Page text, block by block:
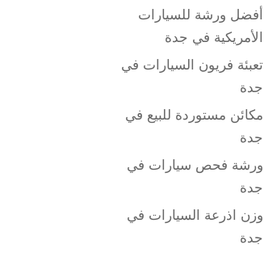
أفضل ورشة للسيارات
الأمريكية في جدة
تعبئة فريون السيارات في
جدة
مكائن مستوردة للبيع في
جدة
ورشة فحص سيارات في
جدة
وزن اذرعة السيارات في
جدة